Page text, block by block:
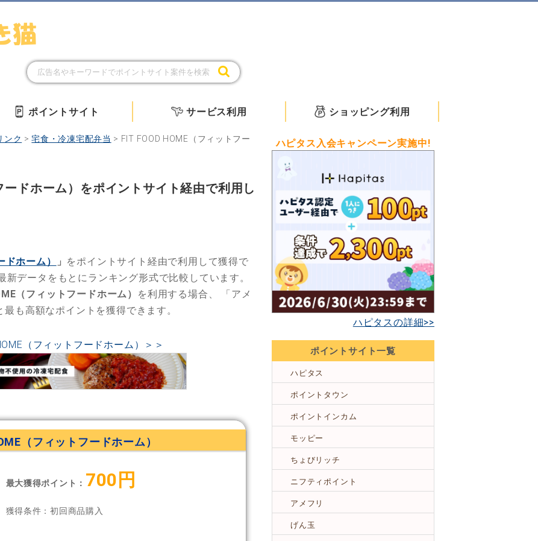
ポイントサイト サービス利用 ショッピング利用
ンク >宅食・冷凍宅配弁当 > FIT FOOD HOME（フィットフー
ードホーム）をポイントサイト経由で利用し
ホーム） 」 をポイントサイト経由で利用して獲得で
データをもとにランキング形式で比較しています。
（フィットフードホーム） を利用する場合、
「アメ
最も高額なポイントを獲得できます。
（フィットフードホーム）＞＞
（フィットフードホーム）
最大獲得ポイント： 700円
獲得条件：初回商品購入
ハピタス入会キャンペーン実施中!
ハピタスの詳細>>
ポイントサイト一覧
ハピタス
ポイントタウン
ポイントインカム
モッピー
ちょびリッチ
ニフティポイント
アメフリ
げん玉